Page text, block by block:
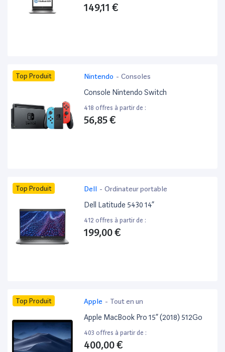
149,11 €
Top Produit Nintendo - Consoles
Console Nintendo Switch
418 offres à partir de :
56,85 €
Top Produit Dell - Ordinateur portable
Dell Latitude 5430 14”
412 offres à partir de :
199,00 €
Top Produit Apple - Tout en un
Apple MacBook Pro 15” (2018) 512Go
403 offres à partir de :
400,00 €